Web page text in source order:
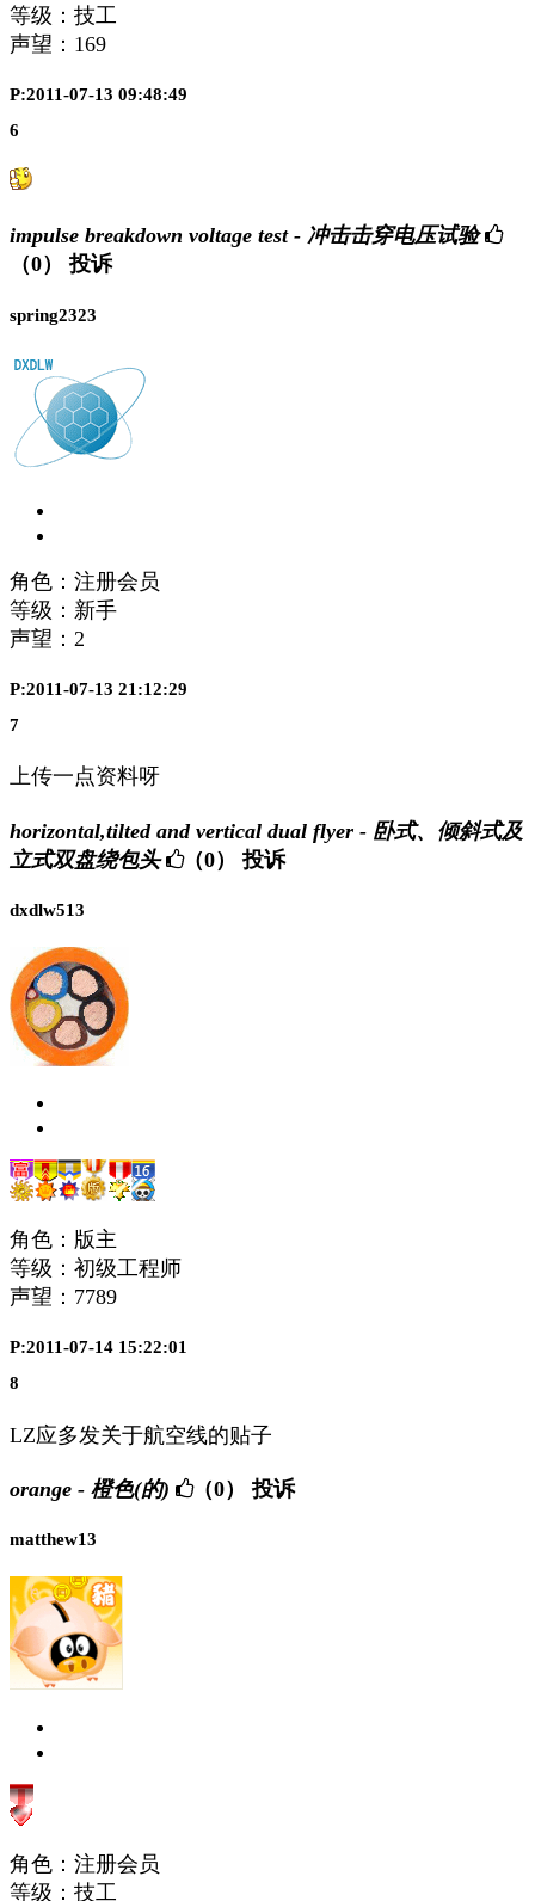
等级：技工
声望： 169
P:2011-07-13 09:48:49
6
impulse breakdown voltage test - 冲击击穿电压试验
（0）
投诉
spring2323
角色：注册会员
等级：新手
声望： 2
P:2011-07-13 21:12:29
7
上传一点资料呀
horizontal,tilted and vertical dual flyer - 卧式、倾斜式及
立式双盘绕包头
（0） 投诉
dxdlw513
角色：版主
等级：初级工程师
声望： 7789
P:2011-07-14 15:22:01
8
LZ应多发关于航空线的贴子
orange - 橙色(的) （0） 投诉
matthew13
角色：注册会员
等级：技工